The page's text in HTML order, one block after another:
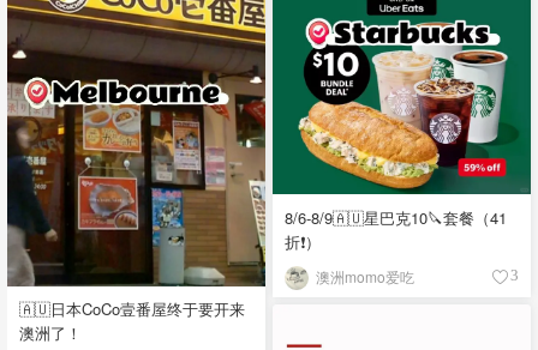
8/6-8/9🇦🇺星巴克10🔪套餐（41
折❗）
澳洲momo爱吃 3
🇦🇺日本CoCo壹番屋终于要开来
澳洲了！